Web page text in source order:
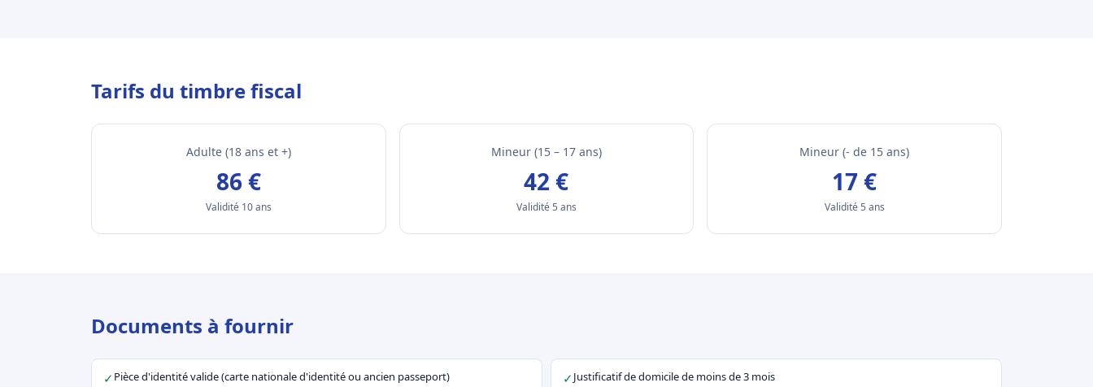
Tarifs du timbre fiscal
Adulte (18 ans et +)
86 €
Validité 10 ans
Mineur (15 – 17 ans)
42 €
Validité 5 ans
Mineur (- de 15 ans)
17 €
Validité 5 ans
Documents à fournir
✓ Pièce d'identité valide (carte nationale d'identité ou ancien passeport) ✓Justificatif de domicile de moins de 3 mois